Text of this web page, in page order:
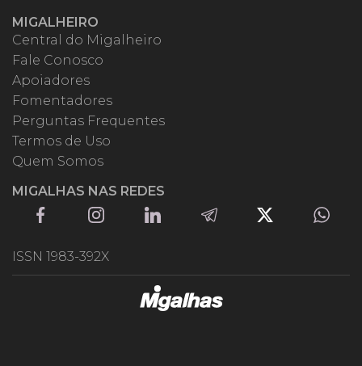
MIGALHEIRO
Central do Migalheiro
Fale Conosco
Apoiadores
Fomentadores
Perguntas Frequentes
Termos de Uso
Quem Somos
MIGALHAS NAS REDES
ISSN 1983-392X